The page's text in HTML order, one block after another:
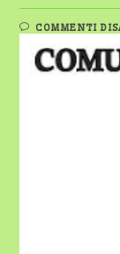
COMMENTI